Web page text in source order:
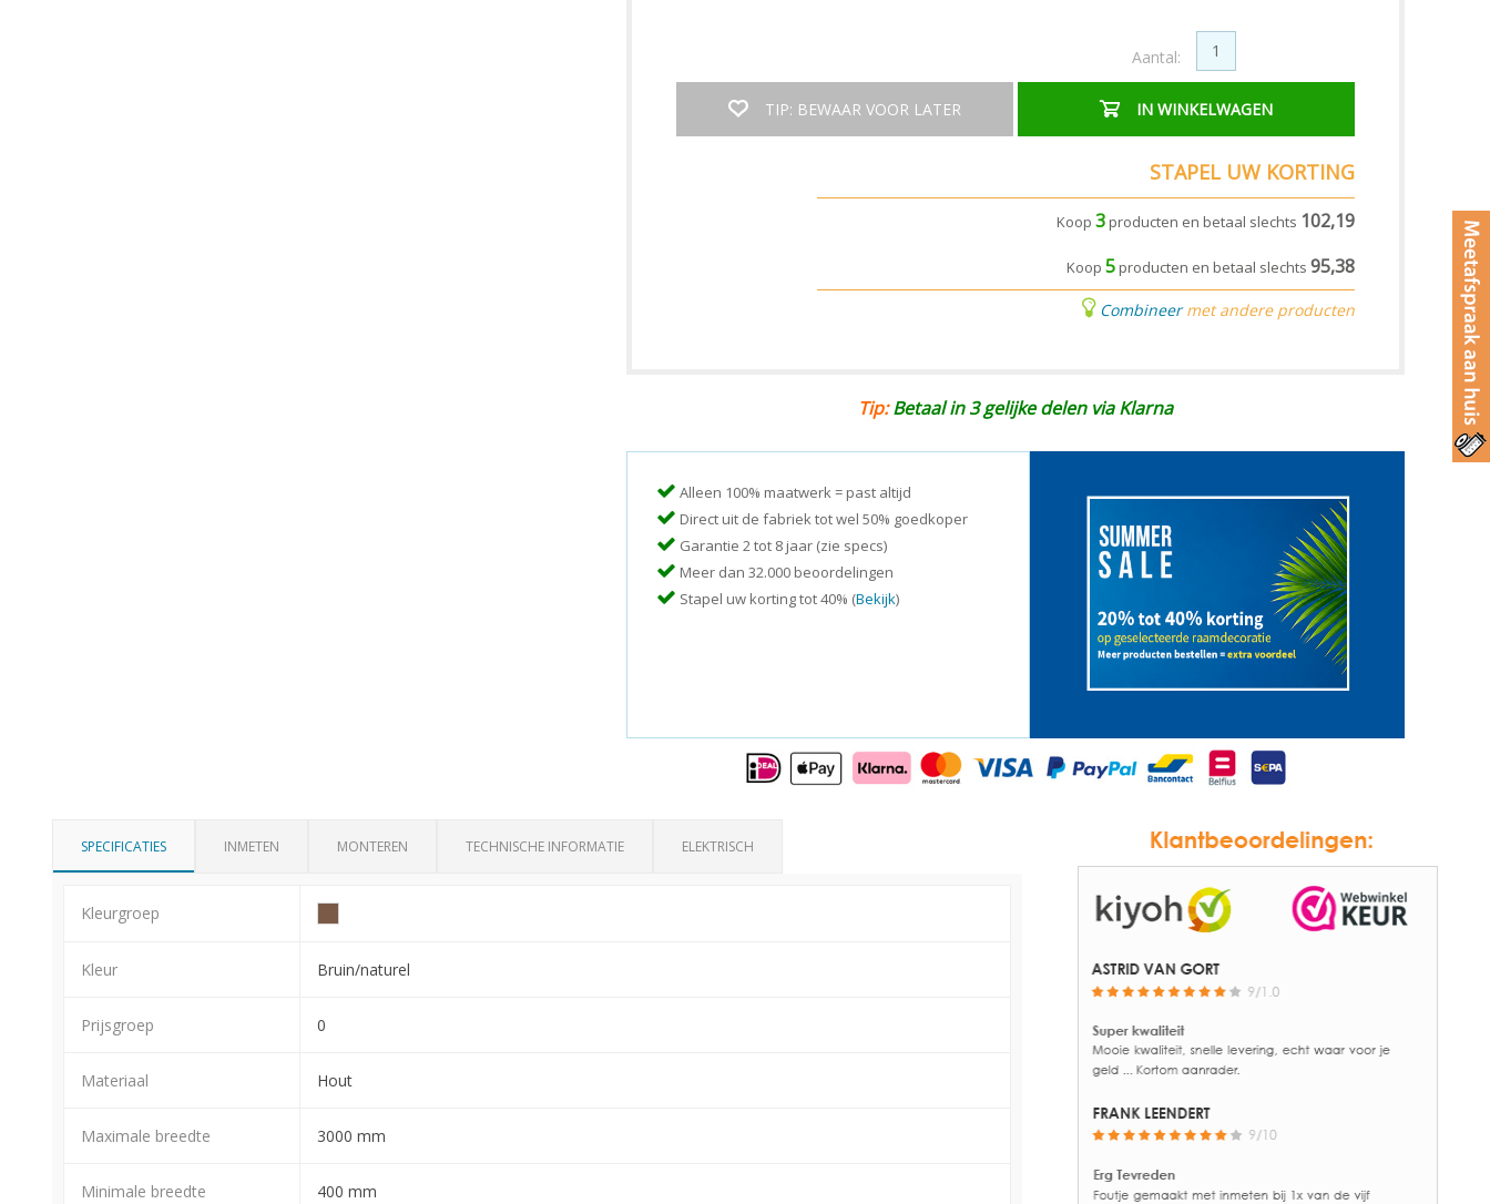
TIP: BEWAAR VOOR LATER
Aantal:
IN WINKELWAGEN
STAPEL UW KORTING
Koop 3 producten en betaal slechts 102,19
Koop 5 producten en betaal slechts 95,38
Combineermet andere producten
Tip:Betaal in 3 gelijke delen via Klarna
Alleen 100% maatwerk = past altijd
Direct uit de fabriek tot wel 50% goedkoper
Garantie 2 tot 8 jaar (zie specs)
Meer dan 32.000 beoordelingen
Stapel uw korting tot 40% (Bekijk)
SPECIFICATIES INMETEN MONTEREN TECHNISCHE INFORMATIE ELEKTRISCH
Kleurgroep
Kleur Bruin/naturel
Prijsgroep 0
Materiaal Hout
Maximale breedte 3000 mm
Minimale breedte 400 mm